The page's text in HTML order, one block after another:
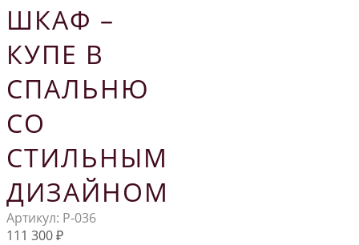
ШКАФ –
КУПЕ В
СПАЛЬНЮ
СО
СТИЛЬНЫМ
ДИЗАЙНОМ
Артикул: Р-036
111 300₽